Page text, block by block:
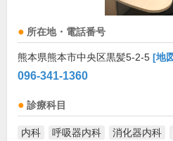
所在地・電話番号
熊本県熊本市中央区黒髪5-2-5 [地
096-341-1360
診療科目
内科 呼吸器内科 消化器内科